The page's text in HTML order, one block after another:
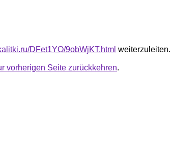
DFet1YO/9obWjKT.html weiterzuleiten.
vorherigen Seite zurückkehren.